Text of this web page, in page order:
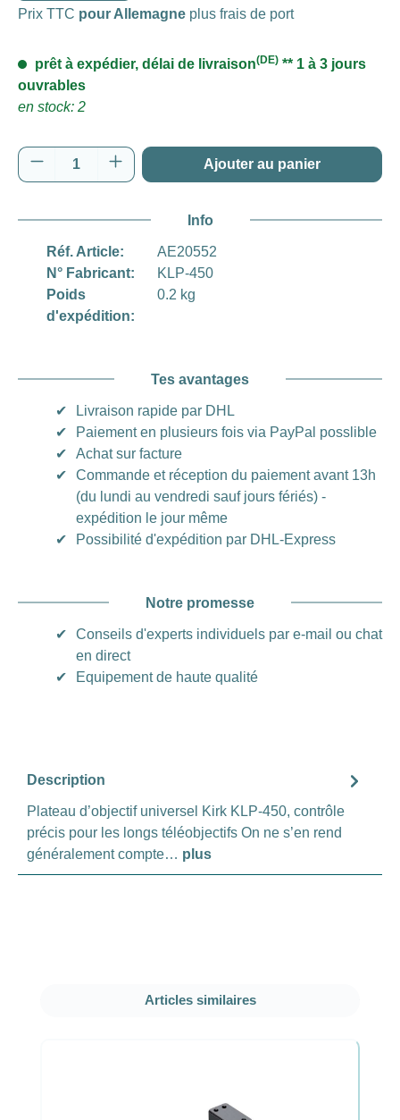
Prix TTC pour Allemagne plus frais de port
prêt à expédier, délai de livraison(DE) ** 1 à 3 jours
ouvrables
en stock: 2
Quantité de produit : Entrez la quantité
Ajouter au panier
Info
Réf. Article:
AE20552
N° Fabricant:
KLP-450
Poids
d'expédition:
0.2 kg
Tes avantages
✔
Livraison rapide par DHL
✔
Paiement en plusieurs fois via PayPal posslible
✔
Achat sur facture
✔
Commande et réception du paiement avant 13h
(du lundi au vendredi sauf jours fériés) -
expédition le jour même
✔
Possibilité d'expédition par DHL-Express
Notre promesse
✔
Conseils d'experts individuels par e-mail ou chat
en direct
✔
Equipement de haute qualité
Description
Plateau d’objectif universel Kirk KLP-450, contrôle
précis pour les longs téléobjectifs On ne s’en rend
généralement compte… plus
Ignorer la galerie de produits
Articles similaires